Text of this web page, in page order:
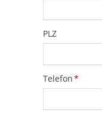
PLZ
Pflichtfeld
Telefon*